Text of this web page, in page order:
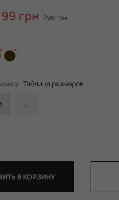
грн 799 грн
Таблица размеров
L
В КОРЗИНУ